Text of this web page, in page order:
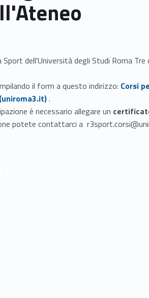
Sport dell'Università degli Studi Roma
il form a questo indirizzo: Link identifier #identifier__35512-1
Corsi
.
è necessario allegare un
potete contattarci a